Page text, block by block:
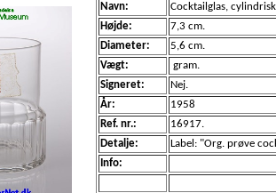
Navn:
Cocktailglas,
Højde:
7,3 cm.
Diameter:
5,6 cm.
Vægt:
gram.
Signeret:
Nej.
År:
1958
Ref. nr.:
16917.
Detalje:
Label: "Org. prøve
Info: